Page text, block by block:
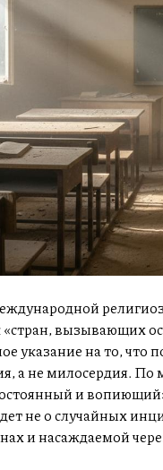
вызывающих
указание на то, что
а не милосердия.
и
не о случайных
и насаждаемой